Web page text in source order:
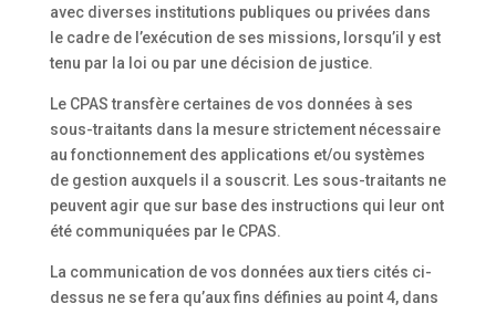
avec diverses institutions publiques ou privées dans
le cadre de l’exécution de ses missions, lorsqu’il y est
tenu par la loi ou par une décision de justice.
Le CPAS transfère certaines de vos données à ses
sous-traitants dans la mesure strictement nécessaire
au fonctionnement des applications et/ou systèmes
de gestion auxquels il a souscrit. Les sous-traitants ne
peuvent agir que sur base des instructions qui leur ont
été communiquées par le CPAS.
La communication de vos données aux tiers cités ci-
dessus ne se fera qu’aux fins définies au point 4, dans